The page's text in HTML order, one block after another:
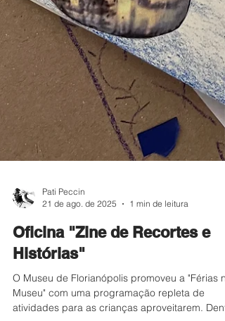
Pati Peccin
21 de ago. de 2025
1 min de leitura
Histórias"
O Museu de Florianópolis promoveu a "Férias no